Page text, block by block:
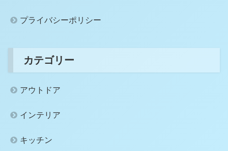
プライバシーポリシー
カテゴリー
アウトドア
インテリア
キッチン